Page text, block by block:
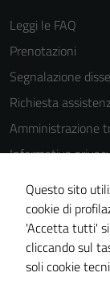
Leggi le FAQ
Prenotazioni
Segnalazione
Richiesta
Amministrazione
Informativa
Cookie Policy
Note legali
Dichiarazione di
Piano di
Questo sito
cookie di
'Accetta tutti'
cliccando sul
soli cookie